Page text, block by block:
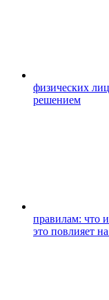
физических
решением
правилам: что
это повлияет